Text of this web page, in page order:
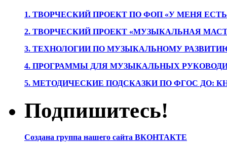
1. ТВОРЧЕСКИЙ ПРОЕКТ ПО ФОП «У МЕНЯ
2. ТВОРЧЕСКИЙ ПРОЕКТ «МУЗЫКАЛЬНАЯ
3. ТЕХНОЛОГИИ ПО МУЗЫКАЛЬНОМУ
4. ПРОГРАММЫ ДЛЯ МУЗЫКАЛЬНЫХ
5. МЕТОДИЧЕСКИЕ ПОДСКАЗКИ ПО ФГОС ДО:
Подпишитесь!
Создана группа нашего сайта ВКОНТАКТЕ